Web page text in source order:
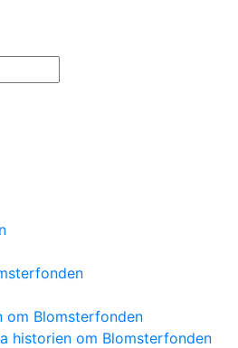
om Blomsterfonden
historien om Blomsterfonden